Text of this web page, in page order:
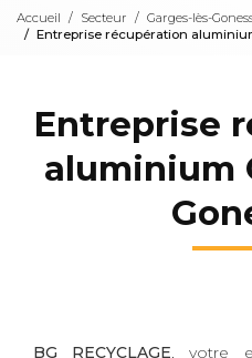
Accueil Secteur
Garges-lès-
Entreprise récupération
Entreprise
aluminium
BG RECYCLAGE, votre